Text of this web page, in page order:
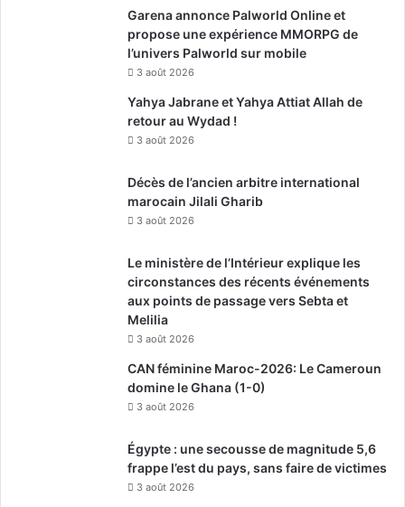
Garena annonce Palworld Online et
propose une expérience MMORPG de
l’univers Palworld sur mobile
3 août 2026
Yahya Jabrane et Yahya Attiat Allah de
retour au Wydad !
3 août 2026
Décès de l’ancien arbitre international
marocain Jilali Gharib
3 août 2026
Le ministère de l’Intérieur explique les
circonstances des récents événements
aux points de passage vers Sebta et
Melilia
3 août 2026
CAN féminine Maroc-2026: Le Cameroun
domine le Ghana (1-0)
3 août 2026
Égypte : une secousse de magnitude 5,6
frappe l’est du pays, sans faire de victimes
3 août 2026